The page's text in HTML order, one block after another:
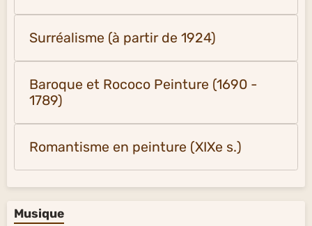
Surréalisme (à partir de 1924)
Baroque et Rococo Peinture (1690 -
1789)
Romantisme en peinture (XIXe s.)
Musique